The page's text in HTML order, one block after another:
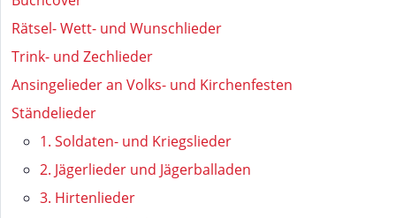
Rätsel- Wett- und Wunschlieder
Trink- und Zechlieder
Ansingelieder an Volks- und Kirchenfesten
Ständelieder
1. Soldaten- und Kriegslieder
2. Jägerlieder und Jägerballaden
3. Hirtenlieder